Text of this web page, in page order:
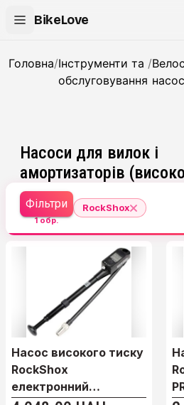
BikeLove
Головна/Інструменти та
обслуговування
/
Насоси для вилок і
амортизаторів
Фільтри
1обр.
RockShox
Насос високого тиску
RockShox
електронний